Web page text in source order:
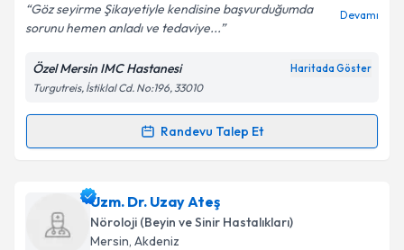
Göz seyirme Şikayetiyle kendisine başvurduğumda
sorunu hemen anladı ve tedaviye...
Devamı
Özel Mersin IMC Hastanesi Haritada Göster
Turgutreis, İstiklal Cd. No:196, 33010
Randevu Talep Et
Randevu Takvimi Talebi
Uzm. Dr. Şeyda Öztürkiçin randevu takvimi talebi
oluşturun. Size bu uzmandan randevu almanız için bir
takvim hazırlandığında e-posta ile bilgilendireceğiz.
Uzm. Dr. Uzay Ateş
Nöroloji (Beyin ve Sinir Hastalıkları)
Mersin, Akdeniz